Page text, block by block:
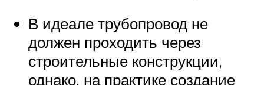
В идеале трубопровод не
должен проходить через
строительные конструкции,
однако, на практике создание